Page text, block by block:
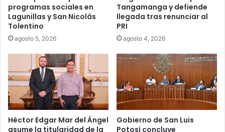
programas sociales en
Lagunillas y San Nicolás
Tolentino
agosto 5, 2026
Tangamanga y defiende
llegada tras renunciar al
PRI
agosto 4, 2026
Héctor Edgar Mar del Ángel
asume la titularidad de la
Gobierno de San Luis
Potosí concluye